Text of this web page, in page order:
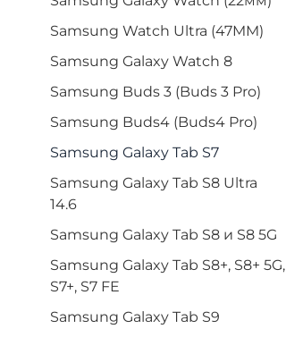
Samsung Watch Ultra (47MM)
Samsung Galaxy Watch 8
Samsung Buds 3 (Buds 3 Pro)
Samsung Buds4 (Buds4 Pro)
Samsung Galaxy Tab S7
Samsung Galaxy Tab S8 Ultra
14.6
Samsung Galaxy Tab S8 и S8 5G
Samsung Galaxy Tab S8+, S8+ 5G,
S7+, S7 FE
Samsung Galaxy Tab S9